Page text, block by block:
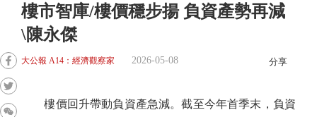
樓市智庫/樓價穩步揚 負資產勢再減
\陳永傑
大公報 A14：經濟觀察家 2026-05-08 分享
樓價回升帶動負資產急減。截至今年首季末，負資